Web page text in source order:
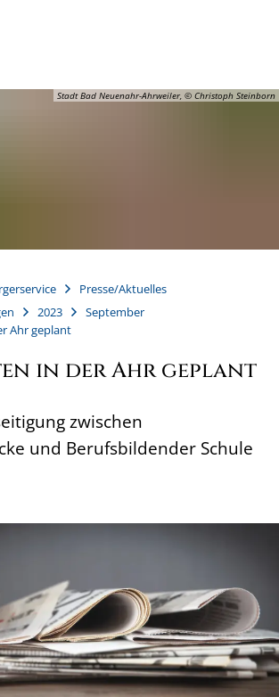
Stadt Bad Neuenahr-Ahrweiler, © Christoph Steinborn
Presse/Aktuelles
2023
September
Ahr geplant
in der Ahr geplant
zwischen
und Berufsbildender Schule